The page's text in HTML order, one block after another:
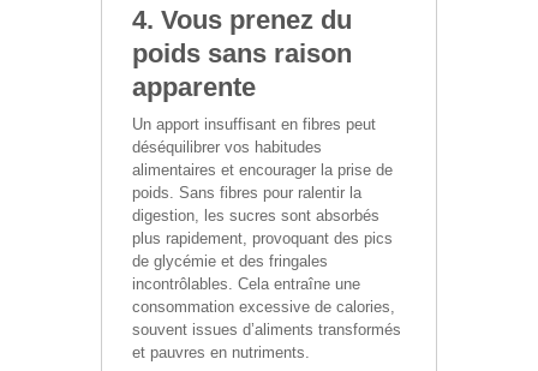
4. Vous prenez du
poids sans raison
apparente
Un apport insuffisant en fibres peut
déséquilibrer vos habitudes
alimentaires et encourager la prise de
poids. Sans fibres pour ralentir la
digestion, les sucres sont absorbés
plus rapidement, provoquant des pics
de glycémie et des fringales
incontrôlables. Cela entraîne une
consommation excessive de calories,
souvent issues d’aliments transformés
et pauvres en nutriments.